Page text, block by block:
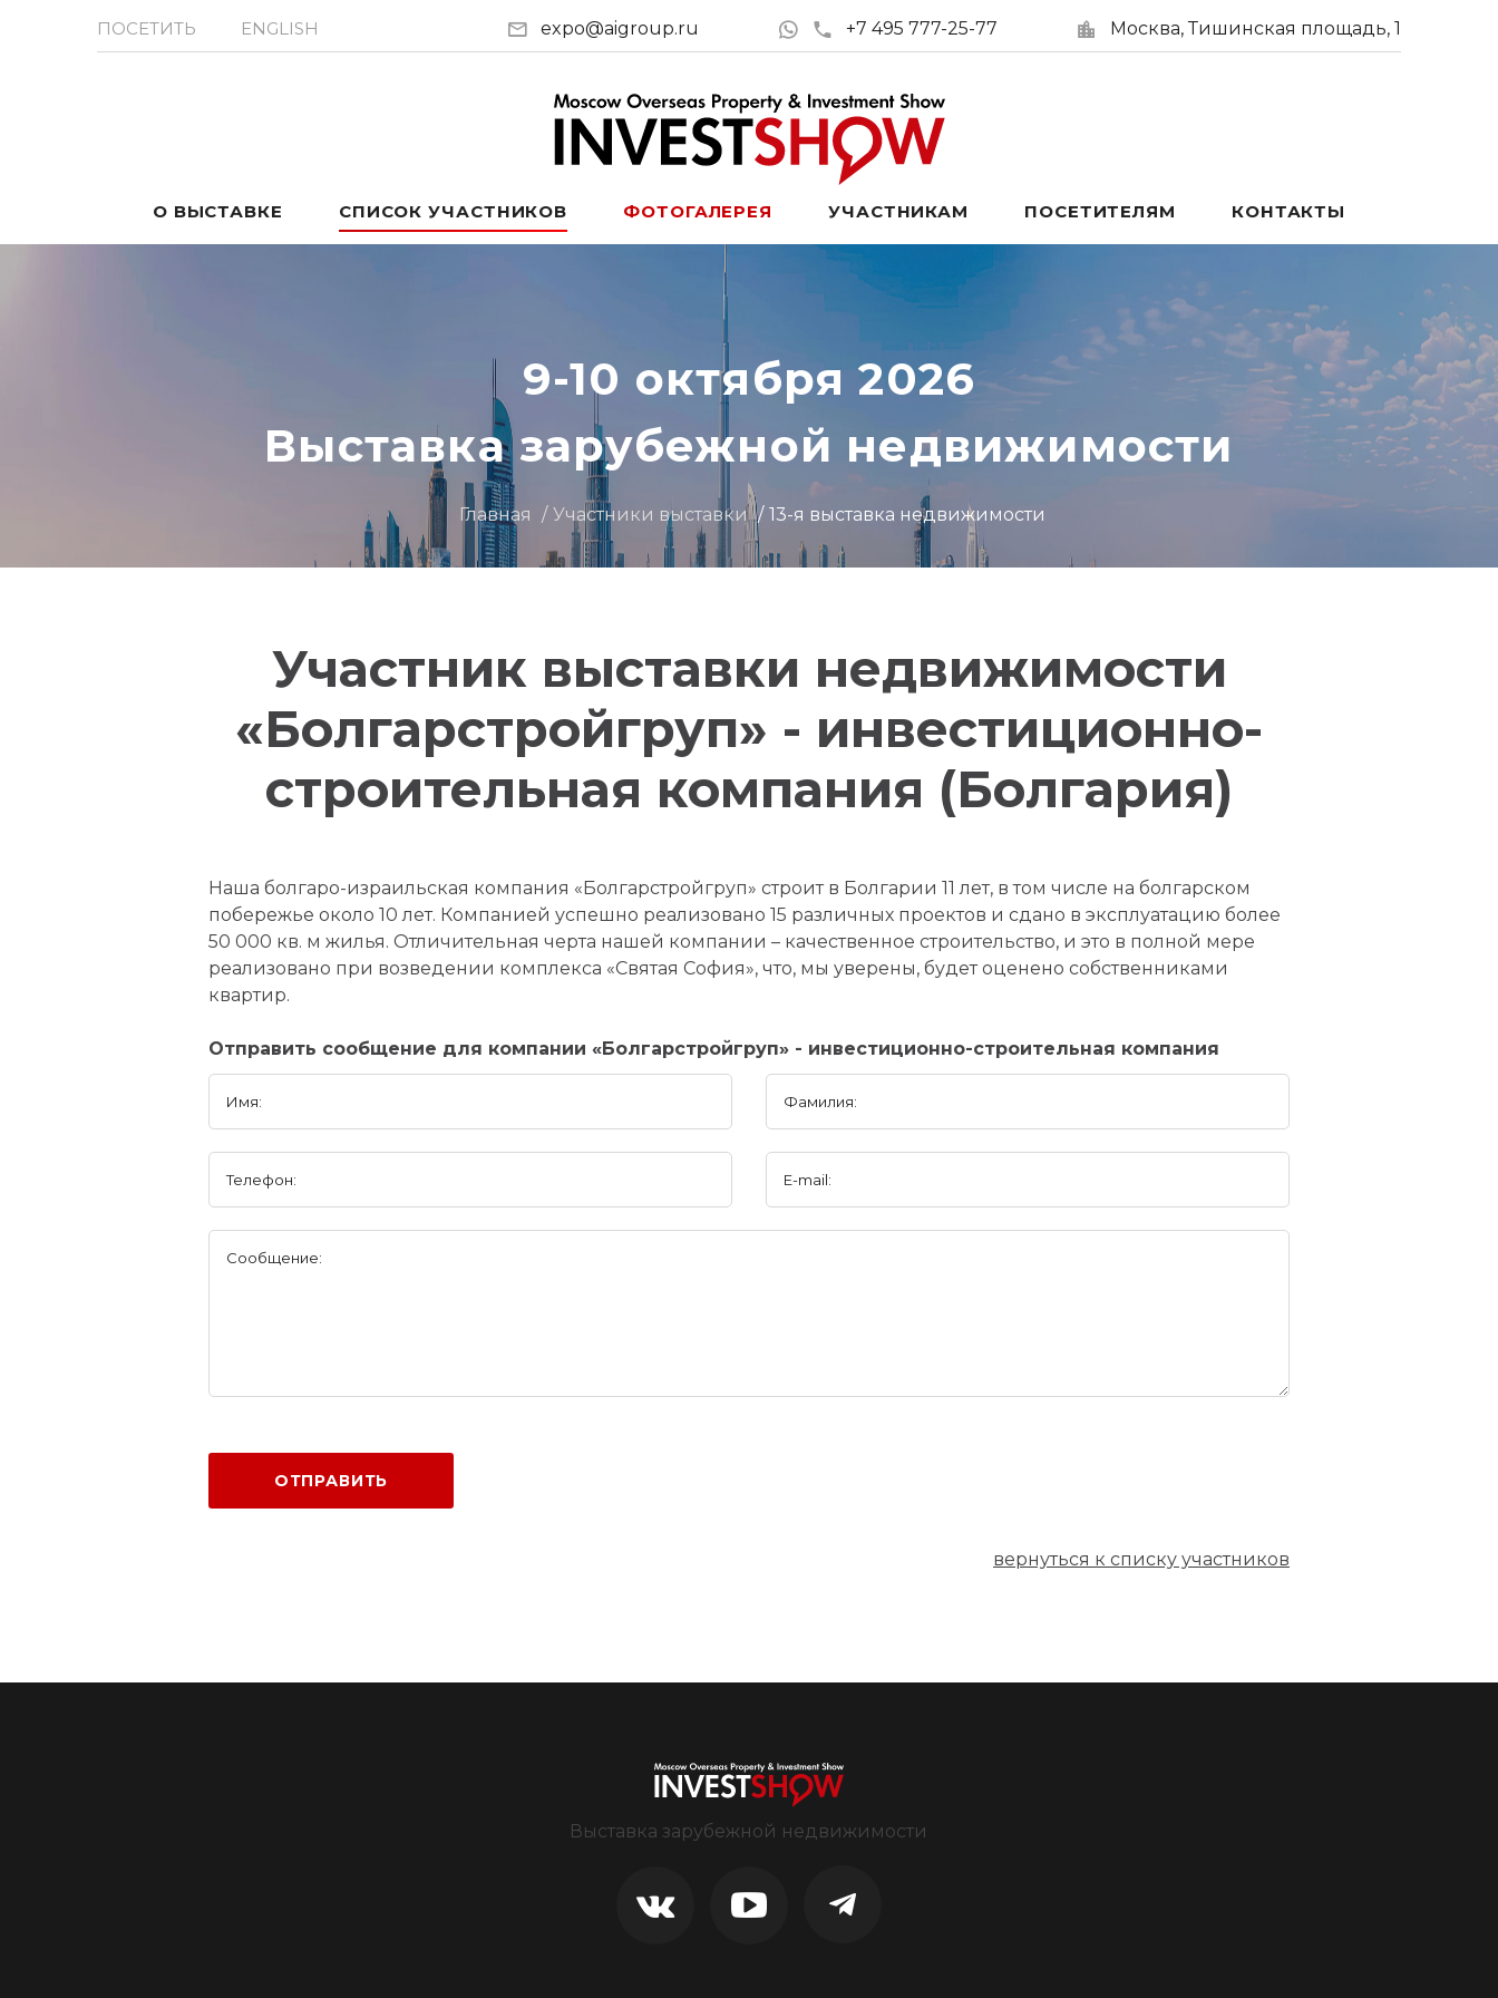
ПОСЕТИТЬ ENGLISH expo@aigroup.ru +7 495 777-25-77 Москва, Тишинская площадь, 1
О ВЫСТАВКЕ СПИСОК УЧАСТНИКОВ ФОТОГАЛЕРЕЯ УЧАСТНИКАМ ПОСЕТИТЕЛЯМ КОНТАКТЫ
9-10 октября 2026
Выставка зарубежной недвижимости
Главная Участники выставки 13-я выставка недвижимости
Участник выставки недвижимости
«Болгарстройгруп» - инвестиционно-
строительная компания (Болгария)
Наша болгаро-израильская компания «Болгарстройгруп» строит в Болгарии 11 лет, в том числе на болгарском
побережье около 10 лет. Компанией успешно реализовано 15 различных проектов и сдано в эксплуатацию более
50 000 кв. м жилья. Отличительная черта нашей компании – качественное строительство, и это в полной мере
реализовано при возведении комплекса «Святая София», что, мы уверены, будет оценено собственниками
квартир.
Отправить сообщение для компании «Болгарстройгруп» - инвестиционно-строительная компания
Имя: Фамилия:
Телефон: E-mail:
Сообщение:
ОТПРАВИТЬ
вернуться к списку участников
Выставка зарубежной недвижимости